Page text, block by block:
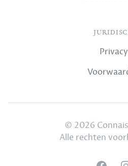
Privacy
© 2026
Alle rechten